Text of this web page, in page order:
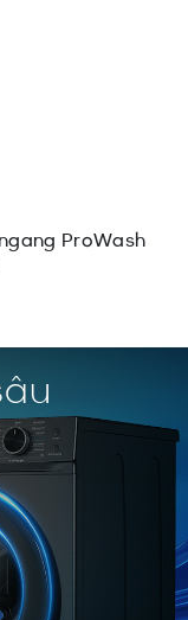
ProWash